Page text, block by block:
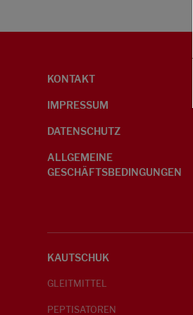
KONTAKT
IMPRESSUM
DATENSCHUTZ
ALLGEMEINE
GESCHÄFTSBEDINGUNGEN
KAUTSCHUK
GLEITMITTEL
PEPTISATOREN